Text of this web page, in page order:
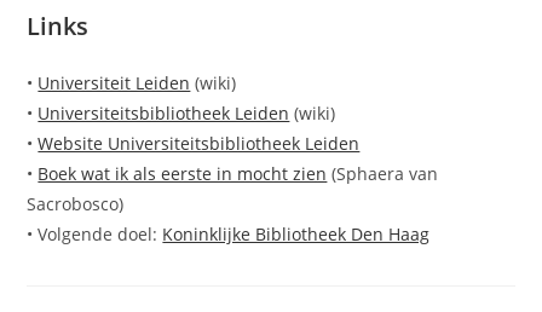
Links
• Universiteit Leiden (wiki)
• Universiteitsbibliotheek Leiden (wiki)
•Website Universiteitsbibliotheek Leiden
• Boek wat ik als eerste in mocht zien (Sphaera van
Sacrobosco)
• Volgende doel: Koninklijke Bibliotheek Den Haag